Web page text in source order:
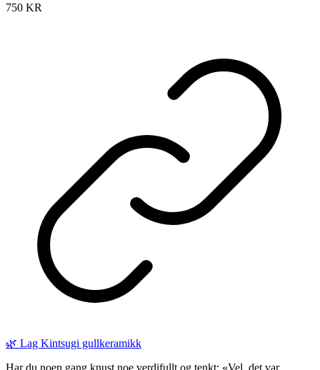
750 KR
🌿 Lag Kintsugi gullkeramikk
Har du noen gang knust noe verdifullt og tenkt: «Vel, det var